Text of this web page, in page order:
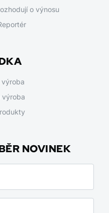
o výnosu
výroba
výroba
NOVINEK